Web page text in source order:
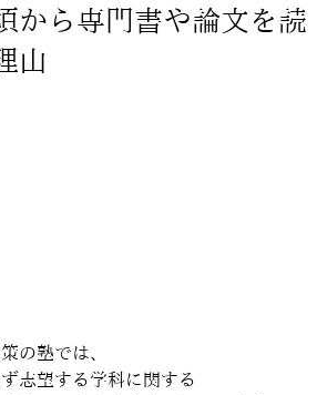
から専門書や論文を読
由
の塾では、
志望する学科に関する